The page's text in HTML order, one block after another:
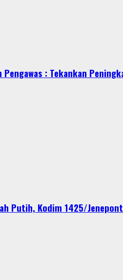
: Tekankan
Putih, Kodim 1425/